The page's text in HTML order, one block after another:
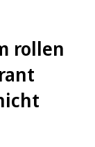
rollen